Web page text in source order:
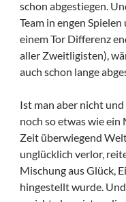
schon abgestiegen.
Team in engen
einem Tor Differenz
aller Zweitligisten),
auch schon lange
Ist man aber nicht
noch so etwas wie
Zeit überwiegend
unglücklich verlor,
Mischung aus Glück,
hingestellt wurde.